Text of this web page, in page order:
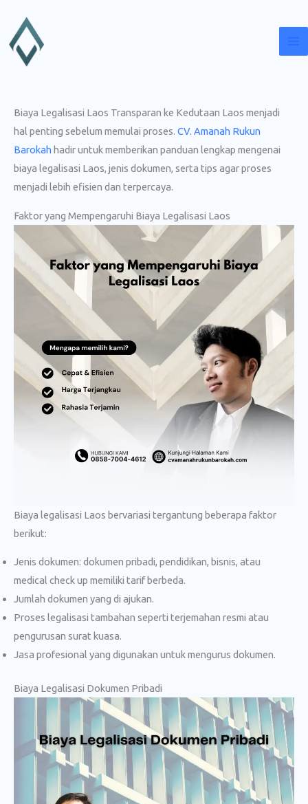
konten
Biaya Legalisasi Laos Transparan ke Kedutaan Laos menjadi
hal penting sebelum memulai proses. CV. Amanah Rukun
Barokah hadir untuk memberikan panduan lengkap mengenai
biaya legalisasi Laos, jenis dokumen, serta tips agar proses
menjadi lebih efisien dan terpercaya.
Faktor yang Mempengaruhi Biaya Legalisasi Laos
Biaya legalisasi Laos bervariasi tergantung beberapa faktor
berikut:
Jenis dokumen: dokumen pribadi, pendidikan, bisnis, atau
medical check up memiliki tarif berbeda.
Jumlah dokumen yang di ajukan.
Proses legalisasi tambahan seperti terjemahan resmi atau
pengurusan surat kuasa.
Jasa profesional yang digunakan untuk mengurus dokumen.
Biaya Legalisasi Dokumen Pribadi